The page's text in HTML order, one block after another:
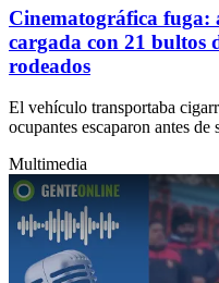
Cinematográfica fuga:
cargada con 21 bultos
rodeados
El vehículo transportaba
ocupantes escaparon antes de
Multimedia